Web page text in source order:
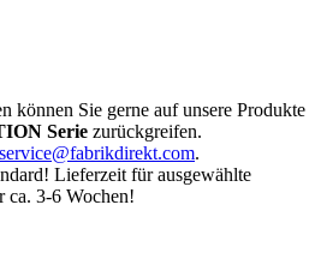
können Sie gerne auf unsere Produkte
Serie zurückgreifen.
service@fabrikdirekt.com.
Lieferzeit für ausgewählte
ca. 3-6 Wochen!